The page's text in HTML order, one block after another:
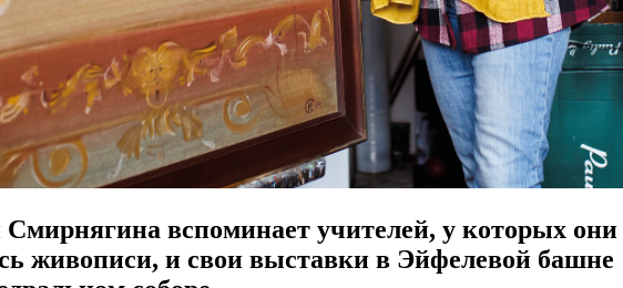
вспоминает учителей, у которых
живописи, и свои выставки в Эйфелевой башне